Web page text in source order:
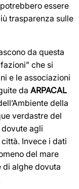
essere
trasparenza sulle
da questa
che si
e le associazioni
da ARPACAL
della
verdastre del
agli
Invece i dati
del mare
di alghe dovuta